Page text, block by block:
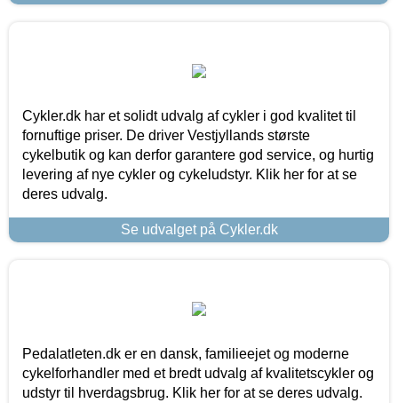
Cykler.dk har et solidt udvalg af cykler i god kvalitet til
fornuftige priser. De driver Vestjyllands største
cykelbutik og kan derfor garantere god service, og hurtig
levering af nye cykler og cykeludstyr. Klik her for at se
deres udvalg.
Se udvalget på Cykler.dk
Pedalatleten.dk er en dansk, familieejet og moderne
cykelforhandler med et bredt udvalg af kvalitetscykler og
udstyr til hverdagsbrug. Klik her for at se deres udvalg.